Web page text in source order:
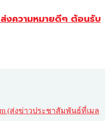
งความหมายดีๆ ต้อนรับ
(ส่งข่าวประชาสัมพันธ์ที่เมล